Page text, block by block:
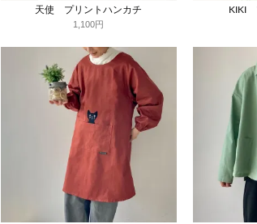
天使 プリントハンカチ
1,100円
KIKI